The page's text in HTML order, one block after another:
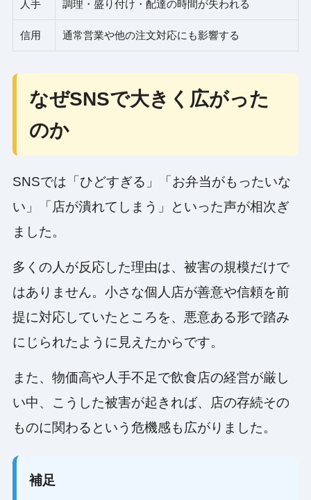
人手 調理・盛り付け・配達の時間が失われる
信用 通常営業や他の注文対応にも影響する
なぜSNSで大きく広がった
のか
SNSでは「ひどすぎる」「お弁当がもったいな
い」「店が潰れてしまう」といった声が相次ぎ
ました。
多くの人が反応した理由は、被害の規模だけで
はありません。小さな個人店が善意や信頼を前
提に対応していたところを、悪意ある形で踏み
にじられたように見えたからです。
また、物価高や人手不足で飲食店の経営が厳し
い中、こうした被害が起きれば、店の存続その
ものに関わるという危機感も広がりました。
補足